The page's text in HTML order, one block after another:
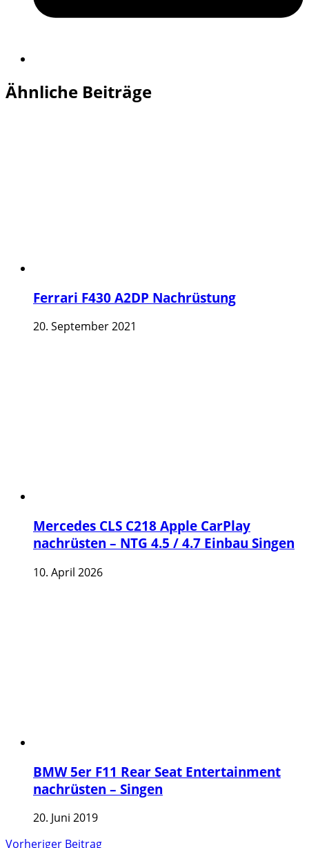
Ähnliche Beiträge
Ferrari F430 A2DP Nachrüstung
20. September 2021
Mercedes CLS C218 Apple CarPlay
nachrüsten – NTG 4.5 / 4.7 Einbau Singen
10. April 2026
BMW 5er F11 Rear Seat Entertainment
nachrüsten – Singen
20. Juni 2019
Vorheriger Beitrag